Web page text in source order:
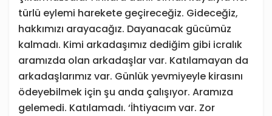
türlü eylemi harekete geçireceğiz. Gideceğiz,
hakkımızı arayacağız. Dayanacak gücümüz
kalmadı. Kimi arkadaşımız dediğim gibi icralık
aramızda olan arkadaşlar var. Katılamayan da
arkadaşlarımız var. Günlük yevmiyeyle kirasını
ödeyebilmek için şu anda çalışıyor. Aramıza
gelemedi. Katılamadı. ‘İhtiyacım var. Zor